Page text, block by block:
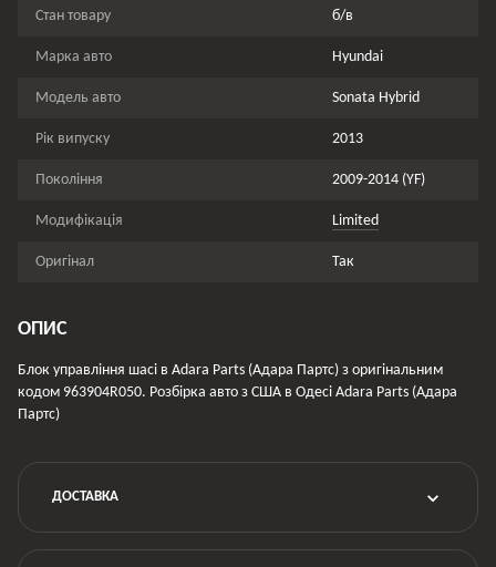
Стан товару б/в
Марка авто Hyundai
Модель авто Sonata Hybrid
Рік випуску 2013
Покоління 2009-2014 (YF)
Модифікація Limited
Оригінал Так
ОПИС
Блок управління шасі в Adara Parts (Адара Партс) з оригінальним
кодом 963904R050. Розбірка авто з США в Одесі Adara Parts (Адара
Партс)
ДОСТАВКА